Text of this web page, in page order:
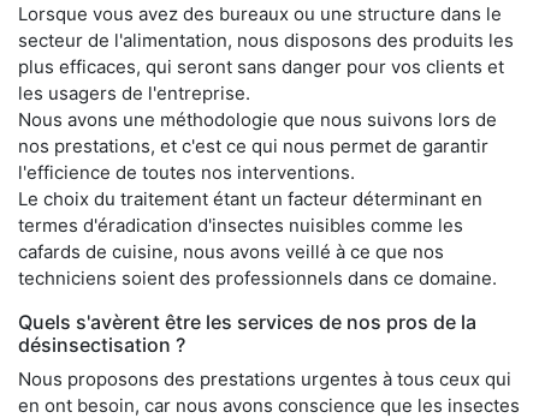
Lorsque vous avez des bureaux ou une structure dans le
secteur de l'alimentation, nous disposons des produits les
plus efficaces, qui seront sans danger pour vos clients et
les usagers de l'entreprise.
Nous avons une méthodologie que nous suivons lors de
nos prestations, et c'est ce qui nous permet de garantir
l'efficience de toutes nos interventions.
Le choix du traitement étant un facteur déterminant en
termes d'éradication d'insectes nuisibles comme les
cafards de cuisine, nous avons veillé à ce que nos
techniciens soient des professionnels dans ce domaine.
Quels s'avèrent être les services de nos pros de la
désinsectisation ?
Nous proposons des prestations urgentes à tous ceux qui
en ont besoin, car nous avons conscience que les insectes